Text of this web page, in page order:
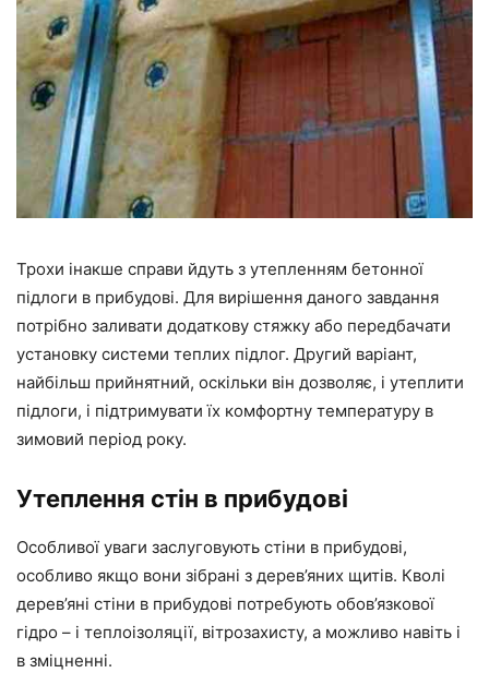
Трохи інакше справи йдуть з утепленням бетонної
підлоги в прибудові. Для вирішення даного завдання
потрібно заливати додаткову стяжку або передбачати
установку системи теплих підлог. Другий варіант,
найбільш прийнятний, оскільки він дозволяє, і утеплити
підлоги, і підтримувати їх комфортну температуру в
зимовий період року.
Утеплення стін в прибудові
Особливої уваги заслуговують стіни в прибудові,
особливо якщо вони зібрані з дерев’яних щитів. Кволі
дерев’яні стіни в прибудові потребують обов’язкової
гідро – і теплоізоляції, вітрозахисту, а можливо навіть і
в зміцненні.